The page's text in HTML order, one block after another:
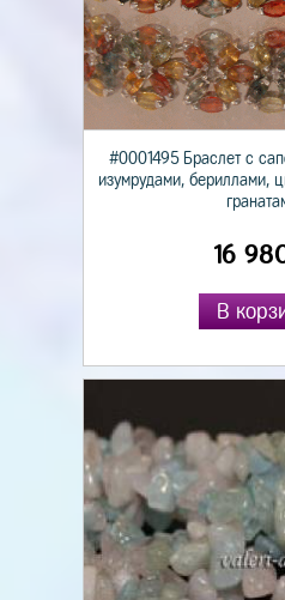
#0001495 Браслет с
изумрудами, бериллами,
16
В